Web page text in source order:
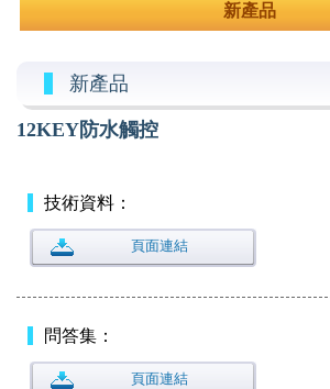
新產品
新產品
12KEY防水觸控
技術資料：
頁面連結
問答集：
頁面連結